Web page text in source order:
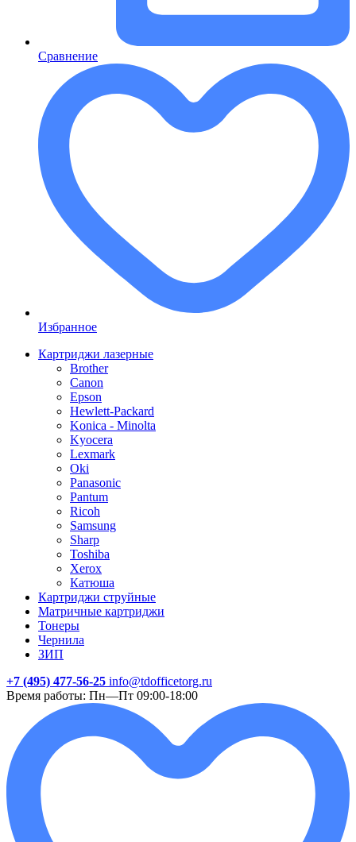
Сравнение
Избранное
Картриджи лазерные
Brother
Canon
Epson
Hewlett-Packard
Konica - Minolta
Kyocera
Lexmark
Oki
Panasonic
Pantum
Ricoh
Samsung
Sharp
Toshiba
Xerox
Катюша
Картриджи струйные
Матричные картриджи
Тонеры
Чернила
ЗИП
+7 (495) 477-56-25 info@tdofficetorg.ru
Время работы: Пн—Пт 09:00-18:00